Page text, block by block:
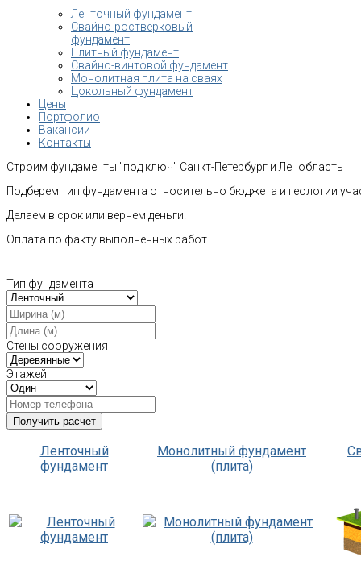
Ленточный фундамент
Свайно-ростверковый
фундамент
Плитный фундамент
Свайно-винтовой фундамент
Монолитная плита на сваях
Цокольный фундамент
Цены
Портфолио
Вакансии
Контакты
Строим фундаменты "под ключ" Санкт-Петербург и Ленобласть
Подберем тип фундамента относительно бюджета и геологии
Делаем в срок или вернем деньги.
Оплата по факту выполненных работ.
Тип фундамента
Стены сооружения
Этажей
Ленточный
фундамент
Монолитный фундамент
(плита)